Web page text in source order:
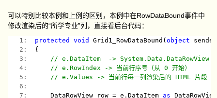
可以特别比较本例和上例的区别，本例中在RowDataBound事件中
修改渲染后的“所学专业”列，直接看后台代码：
   1:
protected void Grid1_RowDataBound(object
   2:
{
   3:
// e.DataItem  -> System.Data.DataRowView 或
   4:
// e.RowIndex -> 当前行序号（从 0 开始）
   5:
// e.Values -> 当前行每一列渲染后的 HTML 片段
   6:
   7:
    DataRowView row = e.DataItem
as